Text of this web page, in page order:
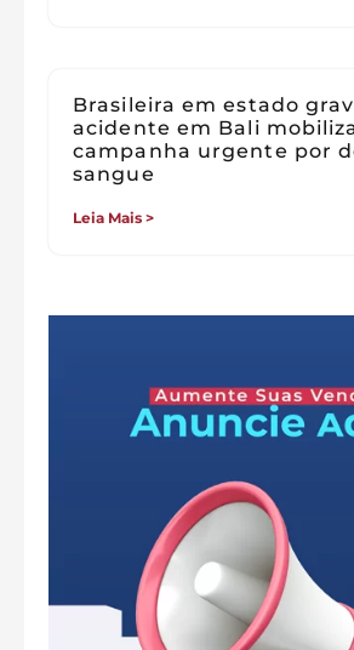
Brasileira em estado
acidente em Bali
campanha urgente por
sangue
Leia Mais >